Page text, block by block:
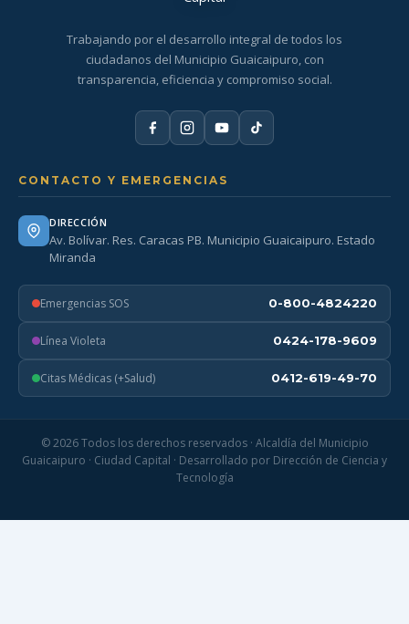
Trabajando por el desarrollo integral de todos los
ciudadanos del Municipio Guaicaipuro, con
transparencia, eficiencia y compromiso social.
CONTACTO Y EMERGENCIAS
DIRECCIÓN
Av. Bolívar. Res. Caracas PB. Municipio Guaicaipuro. Estado
Miranda
Emergencias SOS 0-800-4824220
Línea Violeta 0424-178-9609
Citas Médicas (+Salud) 0412-619-49-70
© 2026 Todos los derechos reservados · Alcaldía del Municipio
Guaicaipuro · Ciudad Capital · Desarrollado por Dirección de Ciencia y
Tecnología